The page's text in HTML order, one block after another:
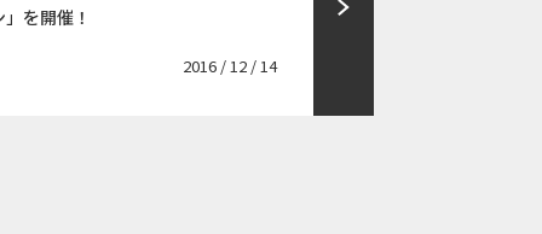
を開催！
2016 / 12 / 14